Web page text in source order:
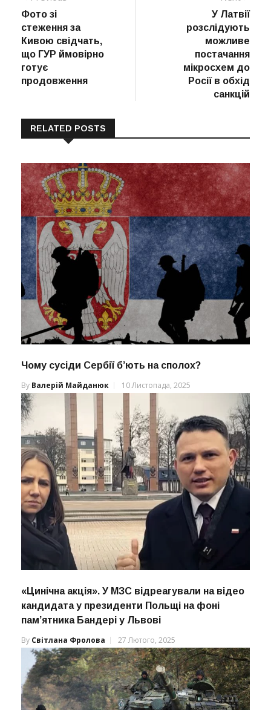
записів
Фото зі
стеження за
Кивою свідчать,
що ГУР ймовірно
готує
продовження
post:
У Латвії
розслідують
можливе
постачання
мікросхем до
Росії в обхід
санкцій
RELATED POSTS
Чому сусіди Сербії б’ють на сполох?
By Валерій Майданюк 10 Листопада, 2025
«Цинічна акція». У МЗС відреагували на відео
кандидата у президенти Польщі на фоні
пам’ятника Бандері у Львові
By Світлана Фролова 27 Лютого, 2025